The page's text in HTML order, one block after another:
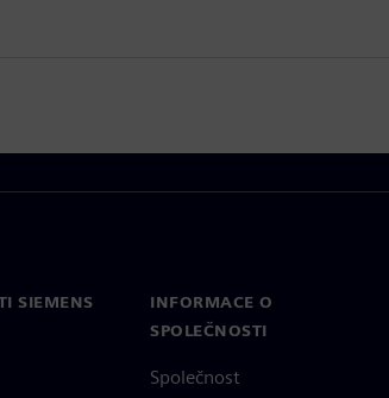
SIEMENS
INFORMACE O
SPOLEČNOSTI
Společnost